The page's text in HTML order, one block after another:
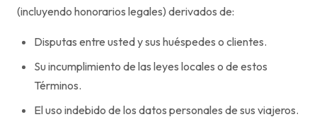
(incluyendo honorarios legales) derivados de:
Disputas entre usted y sus huéspedes o clientes.
Su incumplimiento de las leyes locales o de estos
Términos.
El uso indebido de los datos personales de sus viajeros.